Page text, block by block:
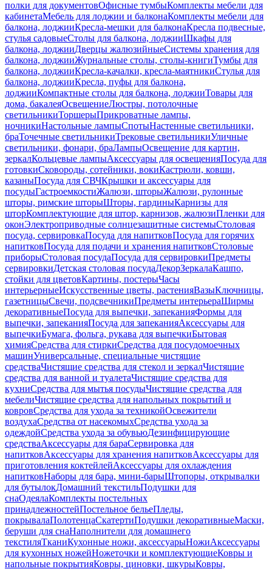
полки для документовОфисные тумбыКомплекты мебели для
кабинетаМебель для лоджии и балконаКомплекты мебели для
балкона, лоджииКресла-мешки для балконаКресла подвесные,
стулья садовыеСтолы для балкона, лоджииШкафы для
балкона, лоджииДверцы жалюзийныеСистемы хранения для
балкона, лоджииЖурнальные столы, столы-книгиТумбы для
балкона, лоджииКресла-качалки, кресла-маятникиСтулья для
балкона, лоджииКресла, пуфы для балкона,
лоджииКомпактные столы для балкона, лоджииТовары для
дома, бакалеяОсвещениеЛюстры, потолочные
светильникиТоршерыПрикроватные лампы,
ночникиНастольные лампыСпотыНастенные светильники,
браТочечные светильникиТрековые светильникиУличные
светильники, фонари, браЛампыОсвещение для картин,
зеркалКольцевые лампыАксессуары для освещенияПосуда для
готовкиСковороды, сотейники, вокиКастрюли, ковши,
казаныПосуда для СВЧКрышки и аксессуары для
посудыГастроемкостиЖалюзи, шторыЖалюзи, рулонные
шторы, римские шторыШторы, гардиныКарнизы для
шторКомплектующие для штор, карнизов, жалюзиПленки для
оконЭлектроприводные солнцезащитные системыСтоловая
посуда, сервировкаПосуда для напитковПосуда для горячих
напитковПосуда для подачи и хранения напитковСтоловые
приборыСтоловая посудаПосуда для сервировкиПредметы
сервировкиДетская столовая посудаДекорЗеркалаКашпо,
стойки для цветовКартины, постерыЧасы
интерьерныеИскусственные цветы, растенияВазыКлючницы,
газетницыСвечи, подсвечникиПредметы интерьераШирмы
декоративныеПосуда для выпечки, запеканияФормы для
выпечки, запеканияПосуда для запеканияАксессуары для
выпечкиБумага, фольга, рукава для выпечкиБытовая
химияСредства для стиркиСредства для посудомоечных
машинУниверсальные, специальные чистящие
средстваЧистящие средства для стекол и зеркалЧистящие
средства для ванной и туалетаЧистящие средства для
кухниСредства для мытья посудыЧистящие средства для
мебелиЧистящие средства для напольных покрытий и
ковровСредства для ухода за техникойОсвежители
воздухаСредства от насекомыхСредства ухода за
одеждойСредства ухода за обувьюДезинфицирующие
средстваАксессуары для бараСервировка для
напитковАксессуары для хранения напитковАксессуары для
приготовления коктейлейАксессуары для охлаждения
напитковНаборы для бара, мини-барыШтопоры, открывалки
для бутылокДомашний текстильПодушки для
снаОдеялаКомплекты постельных
принадлежностейПостельное бельеПледы,
покрывалаПолотенцаСкатертиПодушки декоративныеМаски,
беруши для снаНаполнители для домашнего
текстиляТканиКухонные ножи, аксессуарыНожиАксессуары
для кухонных ножейНожеточки и комплектующиеКовры и
напольные покрытияКовры, циновки, шкурыКовры,